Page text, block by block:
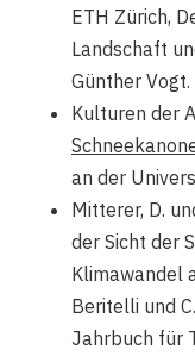
ETH Zürich,
Landschaft
Günther Vogt.
Kulturen der
an der
Mitterer, D.
der Sicht der
Klimawandel
Beritelli und
Jahrbuch für